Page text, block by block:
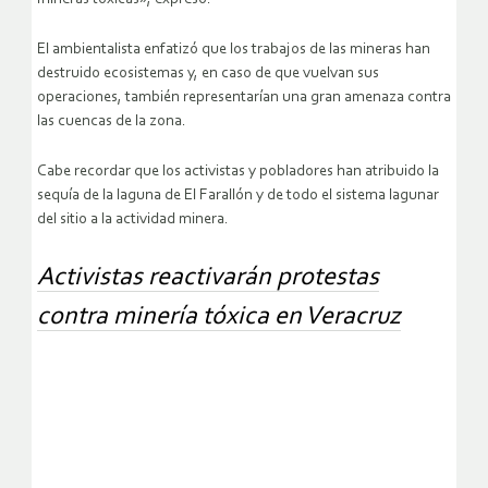
El ambientalista enfatizó que los trabajos de las mineras han
destruido ecosistemas y, en caso de que vuelvan sus
operaciones, también representarían una gran amenaza contra
las cuencas de la zona.
Cabe recordar que los activistas y pobladores han atribuido la
sequía de la laguna de El Farallón y de todo el sistema lagunar
del sitio a la actividad minera.
Activistas reactivarán protestas
contra minería tóxica en Veracruz